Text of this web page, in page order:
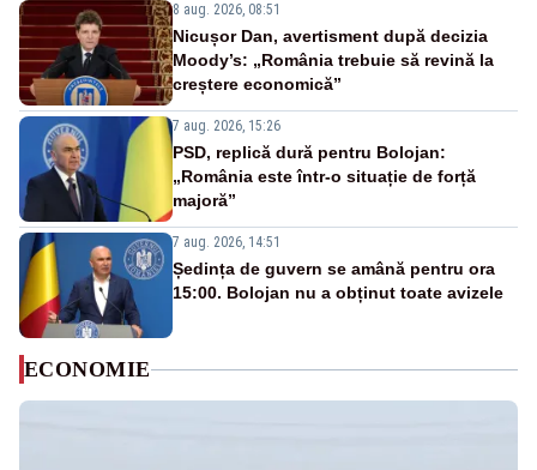
8 aug. 2026, 08:51
Nicușor Dan, avertisment după decizia
Moody’s: „România trebuie să revină la
creștere economică”
7 aug. 2026, 15:26
PSD, replică dură pentru Bolojan:
„România este într-o situație de forță
majoră”
7 aug. 2026, 14:51
Ședința de guvern se amână pentru ora
15:00. Bolojan nu a obținut toate avizele
ECONOMIE